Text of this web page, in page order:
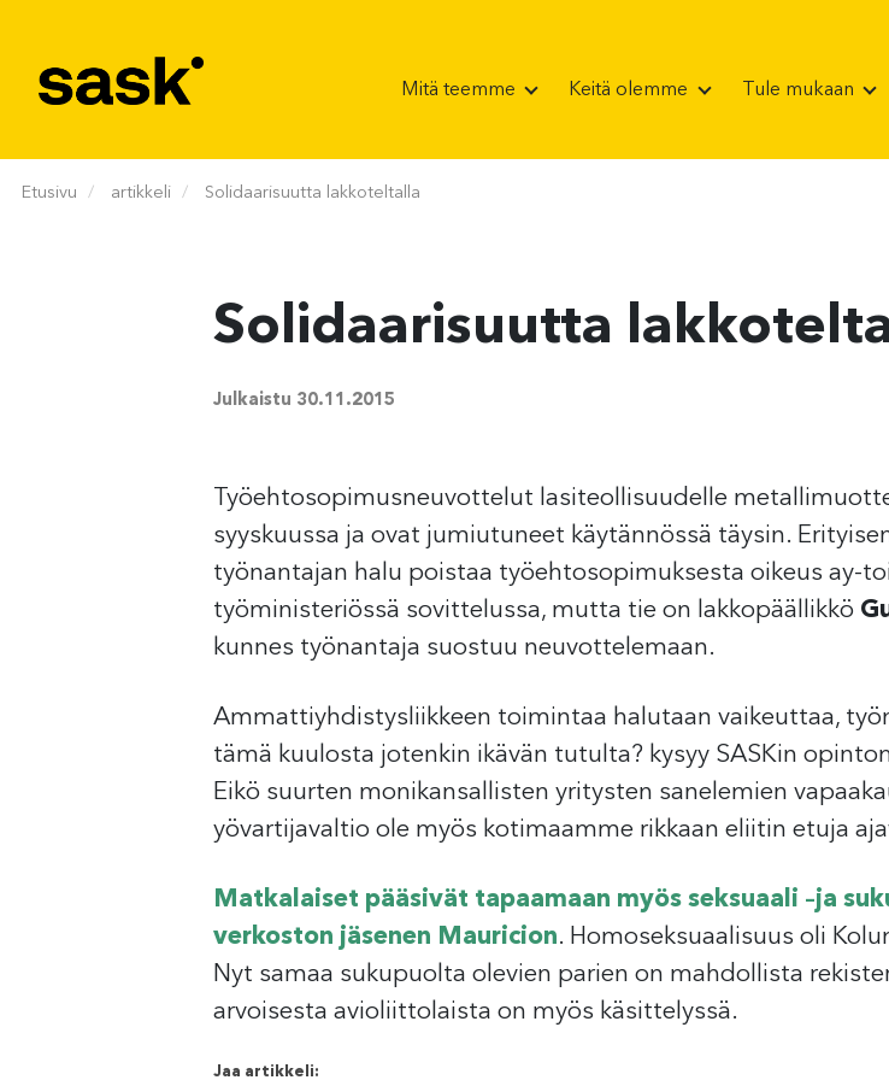
Mitä teemme Keitä olemme Tule mukaan
Etusivu artikkeli Solidaarisuutta lakkoteltalla
Solidaarisuutta
Julkaistu 30.11.2015
Työehtosopimusneuvottelut lasiteollisuudelle
syyskuussa ja ovat jumiutuneet käytännössä täysin.
työnantajan halu poistaa työehtosopimuksesta oikeus ay-
työministeriössä sovittelussa, mutta tie on lakkopäällikkö
kunnes työnantaja suostuu neuvottelemaan.
Ammattiyhdistysliikkeen toimintaa halutaan vaikeuttaa,
tämä kuulosta jotenkin ikävän tutulta? kysyy SASKin
Eikö suurten monikansallisten yritysten sanelemien
yövartijavaltio ole myös kotimaamme rikkaan eliitin etuja
Matkalaiset pääsivät tapaamaan myös seksuaali –ja
verkoston jäsenen Mauricion. Homoseksuaalisuus oli
Nyt samaa sukupuolta olevien parien on mahdollista
arvoisesta avioliittolaista on myös käsittelyssä.
Jaa artikkeli: